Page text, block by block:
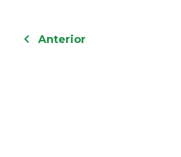
Anterior